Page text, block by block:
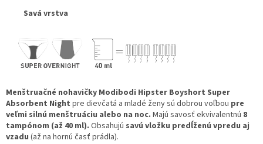
Savá vrstva
Menštruačné nohavičky Modibodi Hipster Boyshort Super
Absorbent Night pre dievčatá a mladé ženy sú dobrou voľbou pre
veľmi silnú menštruáciu alebo na noc. Majú savosť ekvivalentnú 8
tampónom (až 40 ml). Obsahujú savú vložku predĺženú vpredu aj
vzadu (až na hornú časť prádla).